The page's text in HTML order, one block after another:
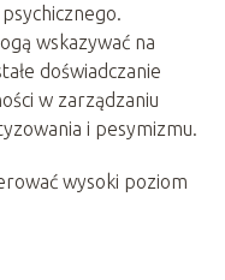
wskazywać na
doświadczanie
w zarządzaniu
i pesymizmu.
wysoki poziom